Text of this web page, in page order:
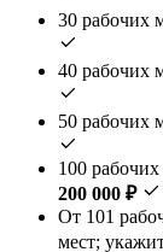
30 рабочих
40 рабочих
50 рабочих
100 рабочих
200 000 ₽
От 101
мест;